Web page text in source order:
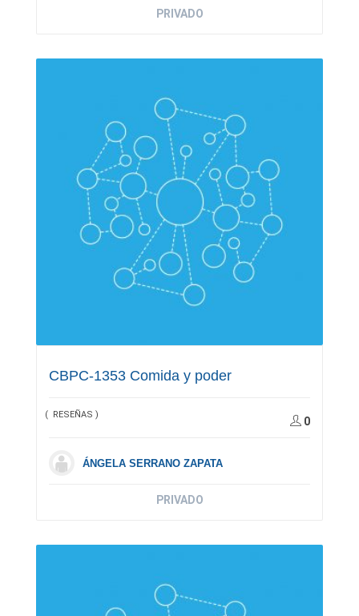
PRIVADO
CBPC-1353 Comida y poder
( RESEÑAS )
0
ÁNGELA SERRANO ZAPATA
PRIVADO